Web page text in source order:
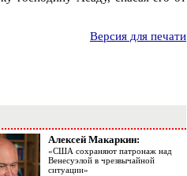
Версия для печати
Алексей Макаркин:
«США сохраняют патронаж над
Венесуэлой в чрезвычайной
ситуации»